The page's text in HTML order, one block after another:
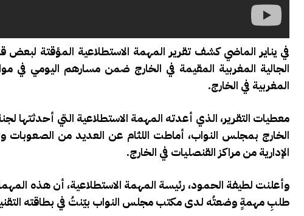
في يناير الماضي كشف تقرير المهمة الاستطلاعية المؤقتة
الجالية المغربية المقيمة في الخارج ضمن مسارهم اليومي في
المغربية في الخارج.
معطيات التقرير، الذي أعدته المهمة الاستطلاعية التي أحدثتها
الخارج بمجلس النواب، أماطت اللثام عن العديد من الصعوبات
الإدارية من مراكز القنصليات في الخارج.
وأعلنت لطيفة الحمود، رئيسة المهمة الاستطلاعية، أن هذه
طلبِ مهمةٍ وضعتُه لدى مكتب مجلس النواب بيّنتُ في بطاقته